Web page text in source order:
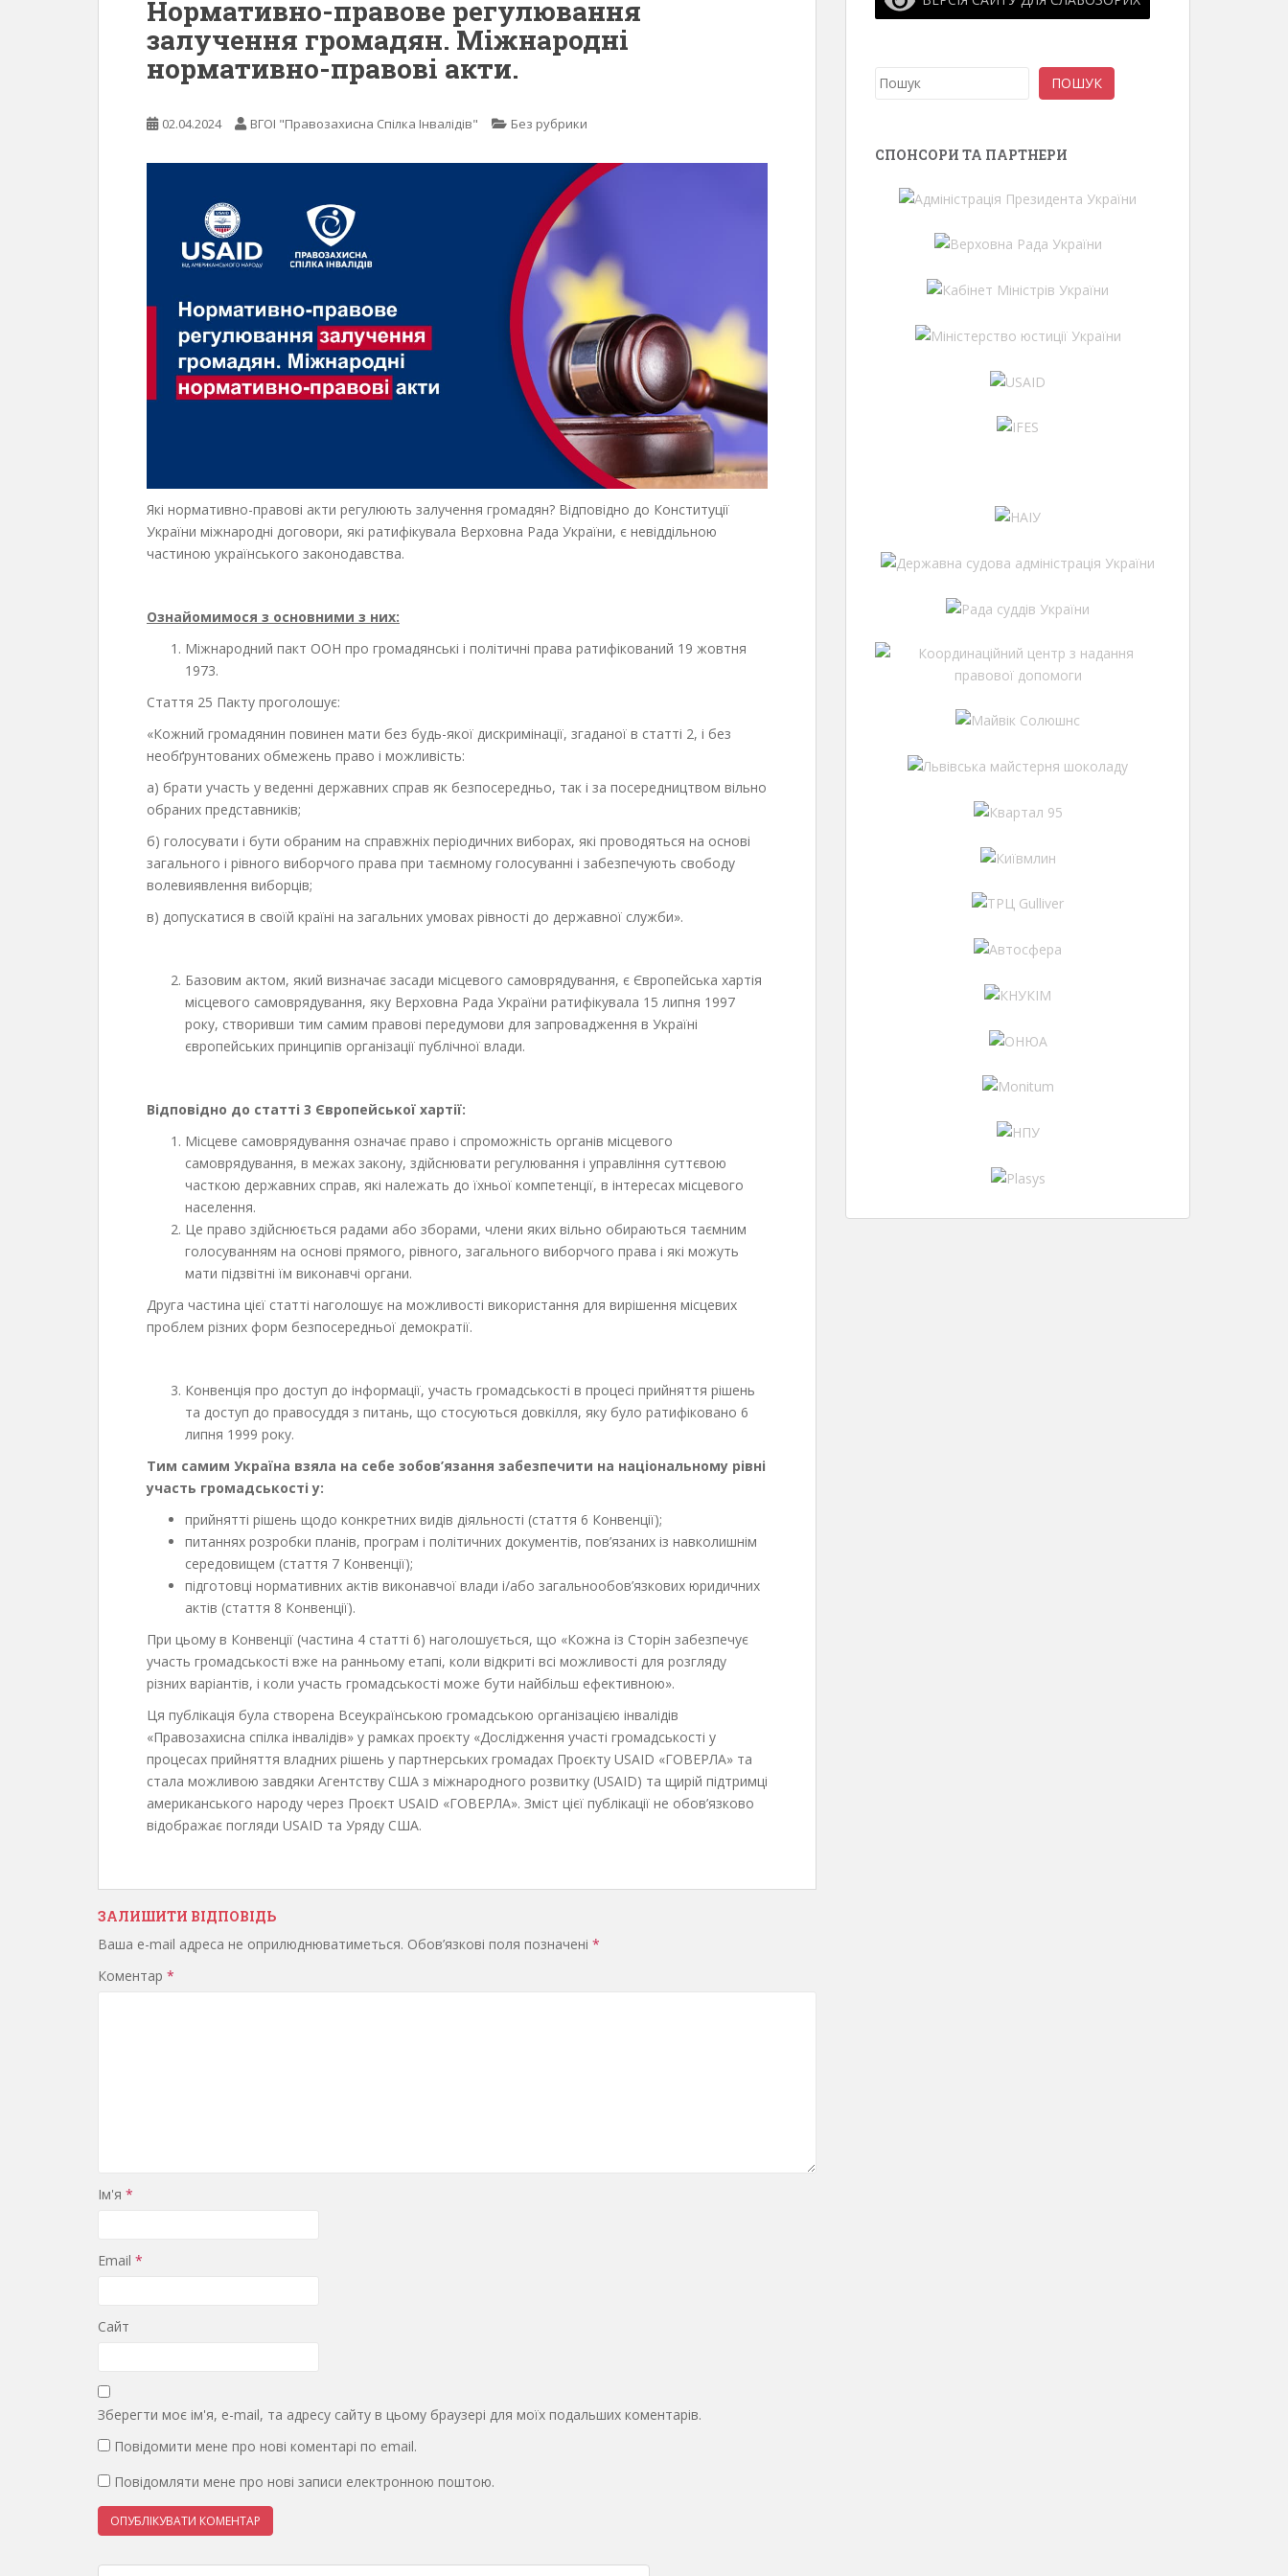
Нормативно-правове регулювання
залучення громадян. Міжнародні
нормативно-правові акти.
02.04.2024 ВГОІ "Правозахисна Спілка Інвалідів" Без рубрики
Які нормативно-правові акти регулюють залучення громадян? Відповідно до Конституції
України міжнародні договори, які ратифікувала Верховна Рада України, є невіддільною
частиною українського законодавства.
Ознайомимося з основними з них:
Міжнародний пакт ООН про громадянські і політичні права ратифікований 19 жовтня
1973.
Стаття 25 Пакту проголошує:
«Кожний громадянин повинен мати без будь-якої дискримінації, згаданої в статті 2, і без
необґрунтованих обмежень право і можливість:
а) брати участь у веденні державних справ як безпосередньо, так і за посередництвом вільно
обраних представників;
б) голосувати і бути обраним на справжніх періодичних виборах, які проводяться на основі
загального і рівного виборчого права при таємному голосуванні і забезпечують свободу
волевиявлення виборців;
в) допускатися в своїй країні на загальних умовах рівності до державної служби».
Базовим актом, який визначає засади місцевого самоврядування, є Європейська хартія
місцевого самоврядування, яку Верховна Рада України ратифікувала 15 липня 1997
року, створивши тим самим правові передумови для запровадження в Україні
європейських принципів організації публічної влади.
Відповідно до статті 3 Європейської хартії:
Місцеве самоврядування означає право i спроможність органів місцевого
самоврядування, в межах закону, здійснювати регулювання і управління суттєвою
часткою державних справ, які належать до їхньої компетенції, в інтересах місцевого
населення.
Це право здійснюється радами або зборами, члени яких вільно обираються таємним
голосуванням на основі прямого, рівного, загального виборчого права і які можуть
мати підзвітні їм виконавчі органи.
Друга частина цієї статті наголошує на можливості використання для вирішення місцевих
проблем різних форм безпосередньої демократії.
Конвенція про доступ до інформації, участь громадськості в процесі прийняття рішень
та доступ до правосуддя з питань, що стосуються довкілля, яку було ратифіковано 6
липня 1999 року.
Тим самим Україна взяла на себе зобов’язання забезпечити на національному рівні
участь громадськості у:
прийнятті рішень щодо конкретних видів діяльності (стаття 6 Конвенції);
питаннях розробки планів, програм і політичних документів, пов’язаних із навколишнім
середовищем (стаття 7 Конвенції);
підготовці нормативних актів виконавчої влади і/або загальнообов’язкових юридичних
актів (стаття 8 Конвенції).
При цьому в Конвенції (частина 4 статті 6) наголошується, що «Кожна із Сторін забезпечує
участь громадськості вже на ранньому етапі, коли відкриті всі можливості для розгляду
різних варіантів, і коли участь громадськості може бути найбільш ефективною».
Ця публікація була створена Всеукраїнською громадською організацією інвалідів
«Правозахисна спілка інвалідів» у рамках проєкту «Дослідження участі громадськості у
процесах прийняття владних рішень у партнерських громадах Проєкту USAID «ГОВЕРЛА» та
стала можливою завдяки Агентству США з міжнародного розвитку (USAID) та щирій підтримці
американського народу через Проєкт USAID «ГОВЕРЛА». Зміст цієї публікації не обов’язково
відображає погляди USAID та Уряду США.
ЗАЛИШИТИ ВІДПОВІДЬ
Ваша e-mail адреса не оприлюднюватиметься. Обов’язкові поля позначені *
Коментар *
Ім'я *
Email *
Сайт
Зберегти моє ім'я, e-mail, та адресу сайту в цьому браузері для моїх подальших коментарів.
Повідомити мене про нові коментарі по email.
Повідомляти мене про нові записи електронною поштою.
Пошук ПОШУК
СПОНСОРИ ТА ПАРТНЕРИ